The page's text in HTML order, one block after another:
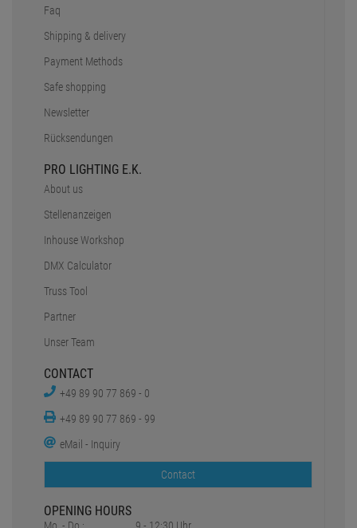
Faq
Shipping & delivery
Payment Methods
Safe shopping
Newsletter
Rücksendungen
PRO LIGHTING E.K.
About us
Stellenanzeigen
Inhouse Workshop
DMX Calculator
Truss Tool
Partner
Unser Team
CONTACT
+49 89 90 77 869 - 0
+49 89 90 77 869 - 99
eMail - Inquiry
Contact
OPENING HOURS